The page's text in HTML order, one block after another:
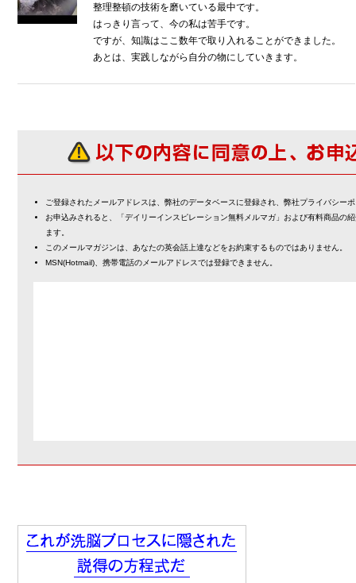
整理整頓の技術を磨いている最中です。
はっきり言って、今の私は苦手です。
ですが、知識はここ数年で取り入れることができました。
あとは、実践しながら自分の物にしていきます。
ご登録されたメールアドレスは、弊社のデータベースに登録され、弊社プライバシー
お申込みされると、「デイリーインスピレーション無料メルマガ」および有料商品の
ます。
このメールマガジンは、あなたの英会話上達などをお約束するものではありません。
MSN(Hotmail)、携帯電話のメールアドレスでは登録できません。